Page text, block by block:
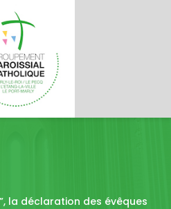
la déclaration des évêques